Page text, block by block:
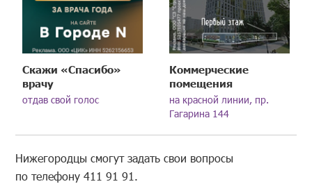
Скажи «Спасибо»
врачу
отдав свой голос
Коммерческие
помещения
на красной линии, пр.
Гагарина 144
Нижегородцы смогут задать свои вопросы
по телефону 411 91 91.